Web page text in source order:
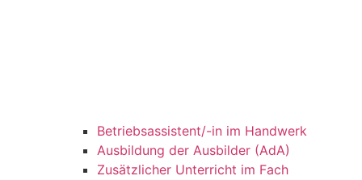
Betriebsassistent/-in im Handwerk
Ausbildung der Ausbilder (AdA)
Zusätzlicher Unterricht im Fach